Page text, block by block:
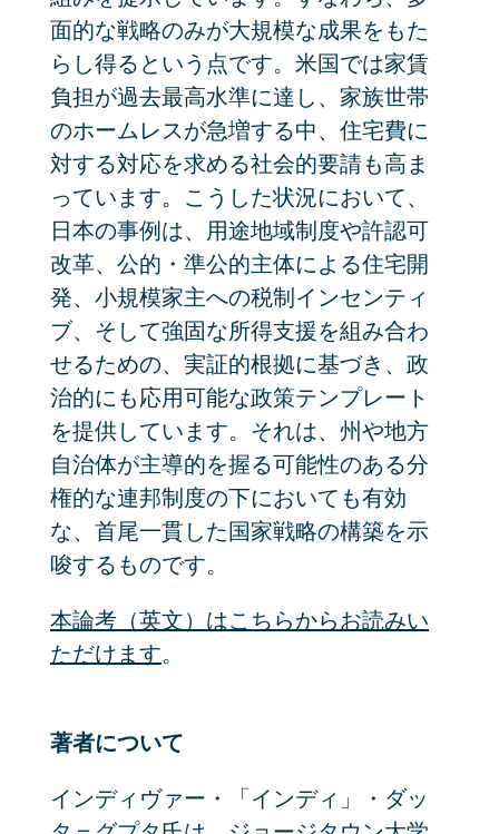
面的な戦略のみが大規模な成果をもた
らし得るという点です。米国では家賃
負担が過去最高水準に達し、家族世帯
のホームレスが急増する中、住宅費に
対する対応を求める社会的要請も高ま
っています。こうした状況において、
日本の事例は、用途地域制度や許認可
改革、公的・準公的主体による住宅開
発、小規模家主への税制インセンティ
ブ、そして強固な所得支援を組み合わ
せるための、実証的根拠に基づき、政
治的にも応用可能な政策テンプレート
を提供しています。それは、州や地方
自治体が主導的を握る可能性のある分
権的な連邦制度の下においても有効
な、首尾一貫した国家戦略の構築を示
唆するものです。
本論考（英文）はこちらからお読みい
ただけます。
著者について
インディヴァー・「インディ」・ダッ